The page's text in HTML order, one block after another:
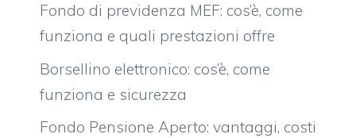
Fondo di previdenza MEF: cos’è, come
funziona e quali prestazioni offre
Borsellino elettronico: cos’è, come
funziona e sicurezza
Fondo Pensione Aperto: vantaggi, costi